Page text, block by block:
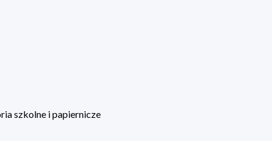
szkolne i papiernicze